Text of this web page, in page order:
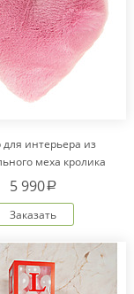
для интерьера из
меха кролика
"Сердце" IM20601
5 990a
Заказать